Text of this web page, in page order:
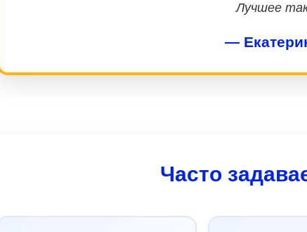
Лучшее
—
Часто